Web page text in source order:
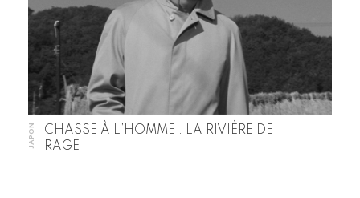
JAPON
CHASSE À L’HOMME : LA RIVIÈRE DE
RAGE